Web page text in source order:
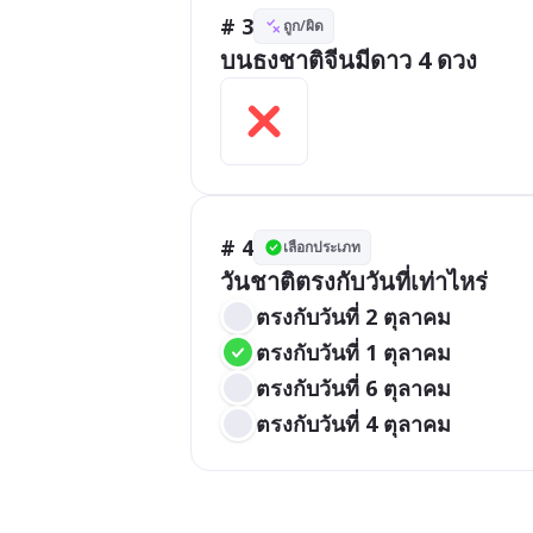
# 3 ถูก/ผิด
บนธงชาติจีนมีดาว 4 ดวง
# 4 เลือกประเภท
วันชาติตรงกับวันที่เท่าไหร่
ตรงกับวันที่ 2 ตุลาคม
ตรงกับวันที่ 1 ตุลาคม
ตรงกับวันที่ 6 ตุลาคม
ตรงกับวันที่ 4 ตุลาคม